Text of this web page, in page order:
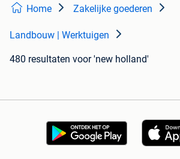
Home Zakelijke goederen
Landbouw | Werktuigen
480 resultaten voor 'new holland'